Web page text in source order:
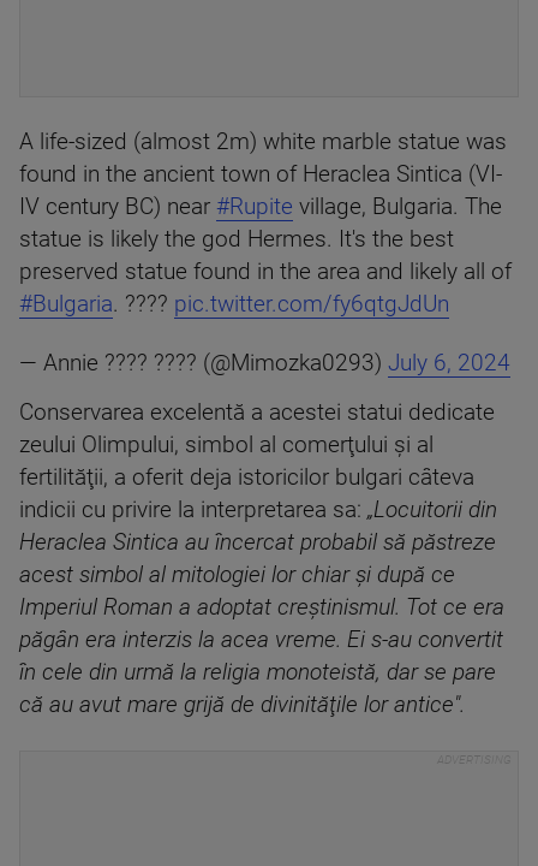
A life-sized (almost 2m) white marble statue was
found in the ancient town of Heraclea Sintica (VI-
IV century BC) near #Rupite village, Bulgaria. The
statue is likely the god Hermes. It's the best
preserved statue found in the area and likely all of
#Bulgaria. ???? pic.twitter.com/fy6qtgJdUn
— Annie ????️ ???? (@Mimozka0293) July 6, 2024
Conservarea excelentă a acestei statui dedicate
zeului Olimpului, simbol al comerţului şi al
fertilităţii, a oferit deja istoricilor bulgari câteva
indicii cu privire la interpretarea sa: „Locuitorii din
Heraclea Sintica au încercat probabil să păstreze
acest simbol al mitologiei lor chiar şi după ce
Imperiul Roman a adoptat creştinismul. Tot ce era
păgân era interzis la acea vreme. Ei s-au convertit
în cele din urmă la religia monoteistă, dar se pare
că au avut mare grijă de divinităţile lor antice".